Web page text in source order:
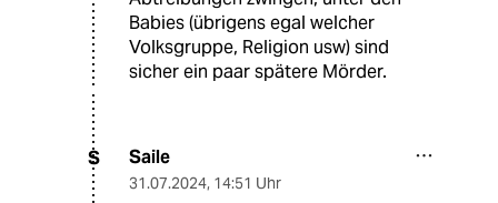
Babies (übrigens egal welcher
Volksgruppe, Religion usw) sind
sicher ein paar spätere Mörder.
S Saile
31.07.2024, 14:51 Uhr